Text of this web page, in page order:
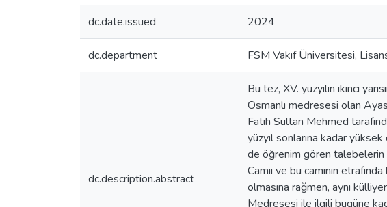
dc.date.issued 2024
dc.department FSM Vakıf Üniversitesi,
dc.description.abstract
Bu tez, XV. yüzyılın ikinci
Osmanlı medresesi olan
Fatih Sultan Mehmed
yüzyıl sonlarına kadar
de öğrenim gören
Camii ve bu caminin
olmasına rağmen, aynı
Medresesi ile ilgili bugüne